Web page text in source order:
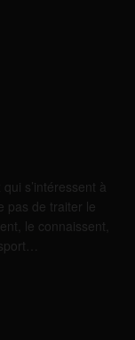
s’intéressent à
pas de traiter le
le connaissent,